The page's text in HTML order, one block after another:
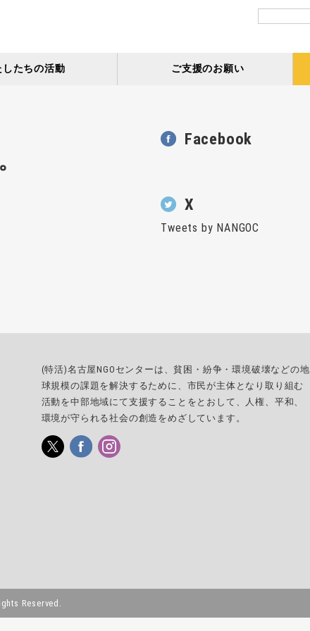
したちの活動 ご支援のお願い
Facebook
X
Tweets by NANGOC
(特活)名古屋NGOセンターは、貧困・紛争・環境破壊などの地
球規模の課題を解決するために、市民が主体となり取り組む
活動を中部地域にて支援することをとおして、人権、平和、
環境が守られる社会の創造をめざしています。
Reserved.